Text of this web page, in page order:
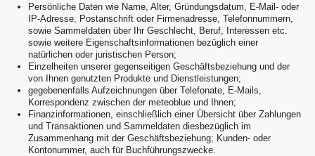
Persönliche Daten wie Name, Alter, Gründungsdatum, E-Mail- oder
IP-Adresse, Postanschrift oder Firmenadresse, Telefonnummern,
sowie Sammeldaten über Ihr Geschlecht, Beruf, Interessen etc.
sowie weitere Eigenschaftsinformationen bezüglich einer
natürlichen oder juristischen Person;
Einzelheiten unserer gegenseitigen Geschäftsbeziehung und der
von Ihnen genutzten Produkte und Dienstleistungen;
gegebenenfalls Aufzeichnungen über Telefonate, E-Mails,
Korrespondenz zwischen der meteoblue und Ihnen;
Finanzinformationen, einschließlich einer Übersicht über Zahlungen
und Transaktionen und Sammeldaten diesbezüglich im
Zusammenhang mit der Geschäftsbeziehung; Kunden- oder
Kontonummer, auch für Buchführungszwecke.